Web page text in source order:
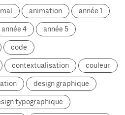
animation année 1
année 4 année 5
code
contextualisation couleur
design graphique
typographique